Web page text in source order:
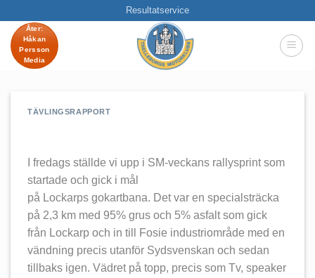
content
Resultatservice
Åter:
Håkan
Persson
Media
TÄVLINGSRAPPORT
I fredags ställde vi upp i SM-veckans rallysprint som
startade och gick i mål
på Lockarps gokartbana. Det var en specialsträcka
på 2,3 km med 95% grus och 5% asfalt som gick
från Lockarp och in till Fosie industriområde med en
vändning precis utanför Sydsvenskan och sedan
tillbaks igen. Vädret på topp, precis som Tv, speaker